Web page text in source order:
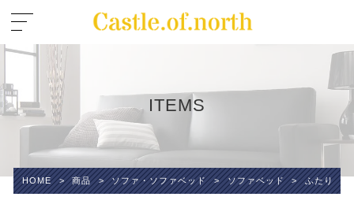
ITEMS
HOME > 商品 > ソファ・ソファベッド > ソファベッド > ふたり寝